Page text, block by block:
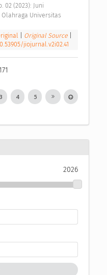
02 (2023): Juni
Olahraga Universitas
Original Source
jiojurnal.v2i02.41
4 5
2026